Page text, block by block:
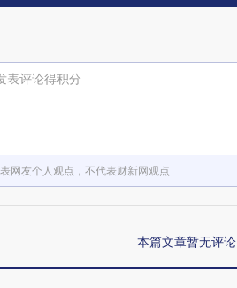
表评论得积分
网友个人观点，不代表财新网观点
本篇文章暂无评论